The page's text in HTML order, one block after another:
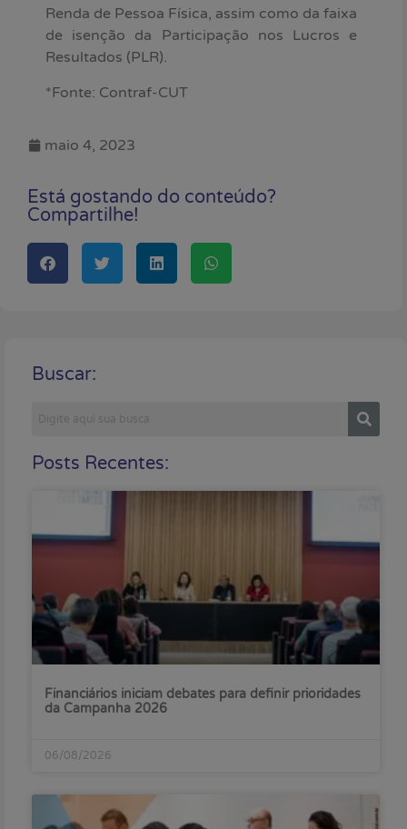
Renda de Pessoa Física, assim como da faixa
de isenção da Participação nos Lucros e
Resultados (PLR).
*Fonte: Contraf-CUT
maio 4, 2023
Está gostando do conteúdo?
Compartilhe!
Buscar:
Posts Recentes:
Financiários iniciam debates para definir prioridades
da Campanha 2026
06/08/2026